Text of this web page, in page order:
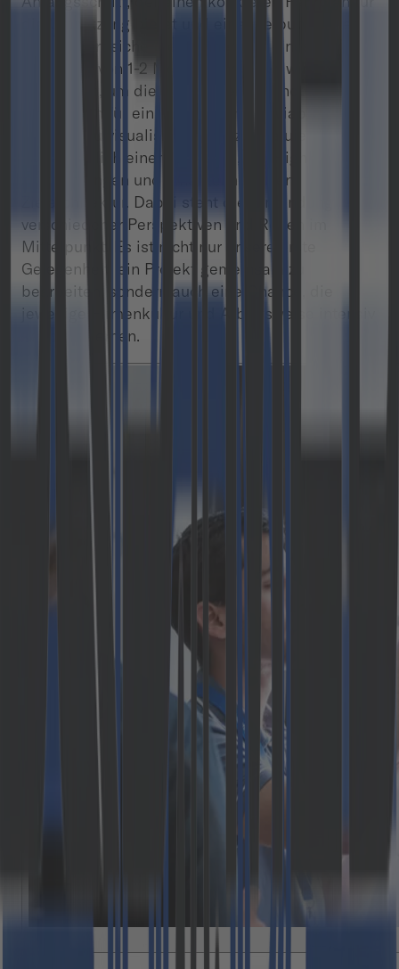
die Umsetzung bietet und einen reibungslosen
Projektstart sicherstellt. Innerhalb eines
Zeitraums von 1-2 Monaten arbeiten wir intensiv
zusammen, um die wichtigsten und notwendigen
Funktionen für ein MVP (Minimum Viable
Product) zu visualisieren und zu evaluieren,
einschließlich einer Roadmap, der High Level
Anforderungen und einer technischen
Zielarchitektur. Dabei steht die Einbindung
verschiedener Perspektiven und Rollen im
Mittelpunkt. Es ist nicht nur unsere erste
Gelegenheit, ein Projekt gemeinsam zu
bearbeiten, sondern auch eine Chance, die
jeweilige Firmenkultur und Arbeitsweise intensiv
kennenzulernen.